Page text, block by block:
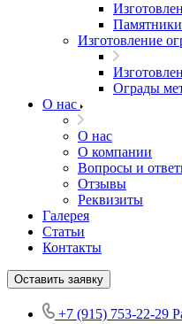
Памятники
Изготовление
Ограды
О нас
О нас
О компании
Вопросы и
Отзывы
Реквизиты
Галерея
Статьи
Контакты
Оставить заявку
+7 (915) 753-22-29